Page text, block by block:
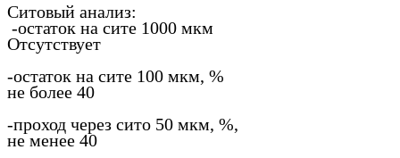
Ситовый анализ:
-остаток на сите 1000 мкм
Отсутствует
-остаток на сите 100 мкм, %
не более 40
-проход через сито 50 мкм, %,
не менее 40